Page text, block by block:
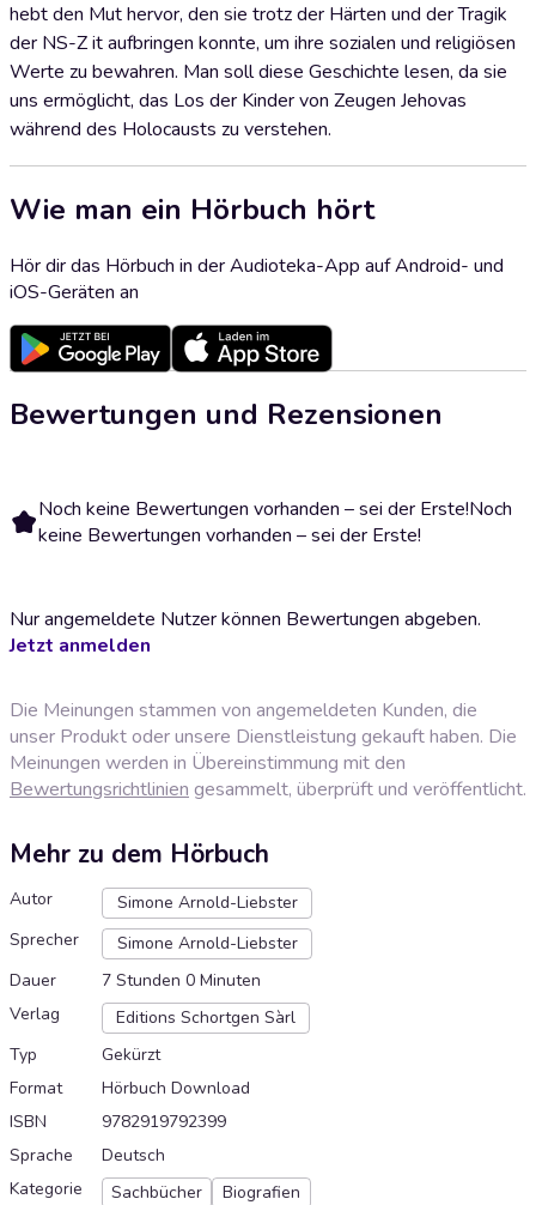
hebt den Mut hervor, den sie trotz der Härten und der Tragik
der NS-Z it aufbringen konnte, um ihre sozialen und religiösen
Werte zu bewahren. Man soll diese Geschichte lesen, da sie
uns ermöglicht, das Los der Kinder von Zeugen Jehovas
während des Holocausts zu verstehen.
Wie man ein Hörbuch hört
Hör dir das Hörbuch in der Audioteka-App auf Android- und
iOS-Geräten an
Bewertungen und Rezensionen
Noch keine Bewertungen vorhanden – sei der Erste!Noch
keine Bewertungen vorhanden – sei der Erste!
Nur angemeldete Nutzer können Bewertungen abgeben.
Jetzt anmelden
Die Meinungen stammen von angemeldeten Kunden, die
unser Produkt oder unsere Dienstleistung gekauft haben. Die
Meinungen werden in Übereinstimmung mit den
Bewertungsrichtlinien gesammelt, überprüft und veröffentlicht.
Mehr zu dem Hörbuch
Autor
Simone Arnold-Liebster
Sprecher
Simone Arnold-Liebster
Dauer
7 Stunden 0 Minuten
Verlag
Editions Schortgen Sàrl
Typ
Gekürzt
Format
Hörbuch Download
ISBN
9782919792399
Sprache
Deutsch
Kategorie
Sachbücher Biografien